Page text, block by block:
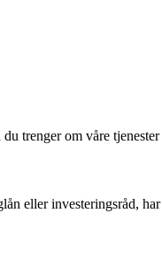
trenger om våre
eller investeringsråd,